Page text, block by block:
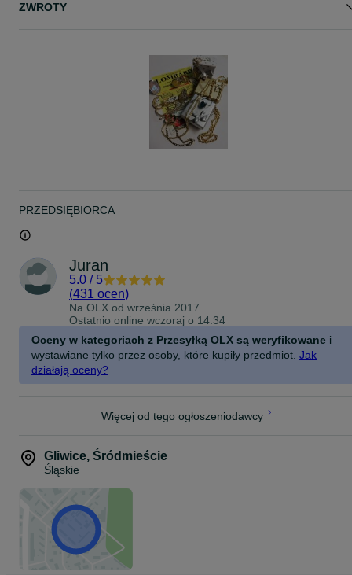
ZWROTY
PRZEDSIĘBIORCA
Juran
5.0 / 5
(431 ocen)
Na OLX od września 2017
Ostatnio online wczoraj o 14:34
Oceny w kategoriach z Przesyłką OLX są weryfikowane i
wystawiane tylko przez osoby, które kupiły przedmiot. Jak
działają oceny?
Więcej od tego ogłoszeniodawcy
Gliwice, Śródmieście
Śląskie